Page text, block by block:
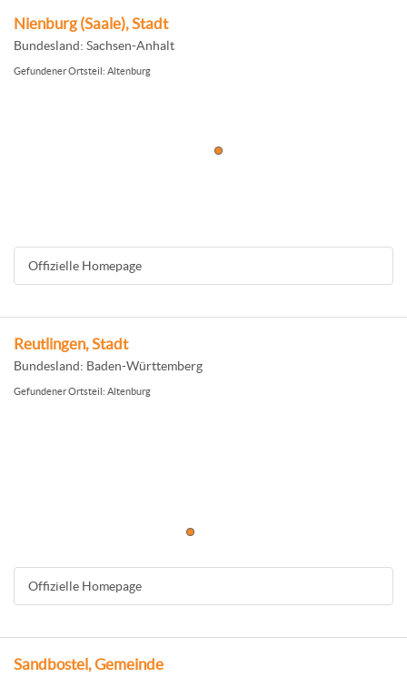
Nienburg (Saale), Stadt
Bundesland: Sachsen-Anhalt
Gefundener Ortsteil: Altenburg
Offizielle Homepage
Reutlingen, Stadt
Bundesland: Baden-Württemberg
Gefundener Ortsteil: Altenburg
Offizielle Homepage
Sandbostel, Gemeinde